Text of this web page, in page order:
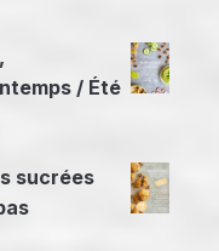
/ Été
sucrées